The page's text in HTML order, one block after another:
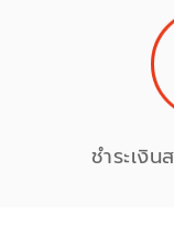
ชำระเงิ